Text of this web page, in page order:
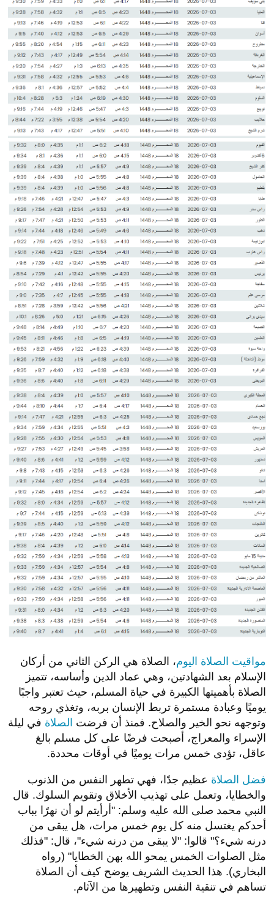
مواقيت الصلاة اليوم، الصلاة هي الركن الثاني من أركان
الإسلام بعد الشهادتين، وهي عماد الدين وأساسه، تتميز
الصلاة بأهميتها الكبيرة في حياة المسلم، حيث تعتبر واجبًا
يوميًا وعبادة مستمرة تربط الإنسان بربه، وتغذي روحه
وتوجهه نحو الخير والصلاح. فمنذ أن فرضت الصلاة في ليلة
الإسراء والمعراج، أصبحت فرضًا على كل مسلم بالغ
عاقل، تؤدى خمس مرات يوميًا في أوقات محددة.
فضل الصلاة عظيم جدًا، فهي تطهر النفس من الذنوب
والخطايا، وتعمل على تهذيب الأخلاق وتقويم السلوك. قال
النبي محمد صلى الله عليه وسلم: "أرأيتم لو أن نهرًا بباب
أحدكم يغتسل منه كل يوم خمس مرات، هل يبقى من
درنه شيء؟" قالوا: "لا يبقى من درنه شيء"، قال: "فذلك
مثل الصلوات الخمس يمحو الله بهن الخطايا" (رواه
البخاري). هذا الحديث الشريف يوضح كيف أن الصلاة
تساهم في تنقية النفس وتطهيرها من الآثام.